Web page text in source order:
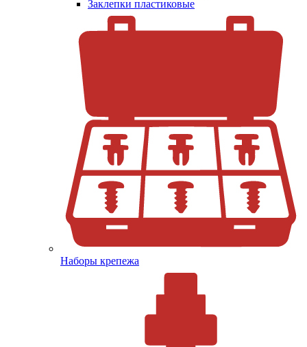
Заклепки пластиковые
Наборы крепежа